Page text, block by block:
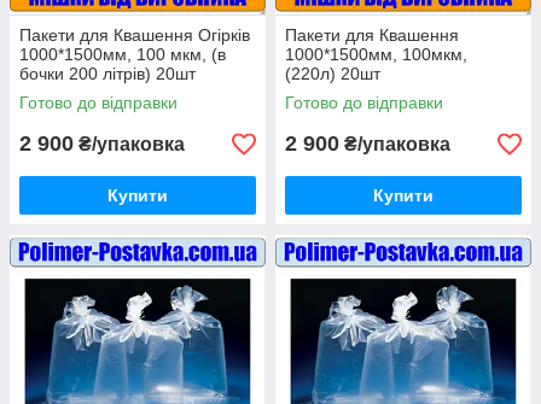
Пакети для Квашення Огірків
1000*1500мм, 100 мкм, (в
бочки 200 літрів) 20шт
Готово до відправки
2 900 ₴/упаковка
Купити
Пакети для Квашення
1000*1500мм, 100мкм,
(220л) 20шт
Готово до відправки
2 900 ₴/упаковка
Купити